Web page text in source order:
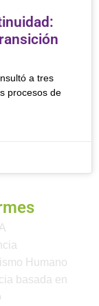
a tres
procesos de
Humano
basada en